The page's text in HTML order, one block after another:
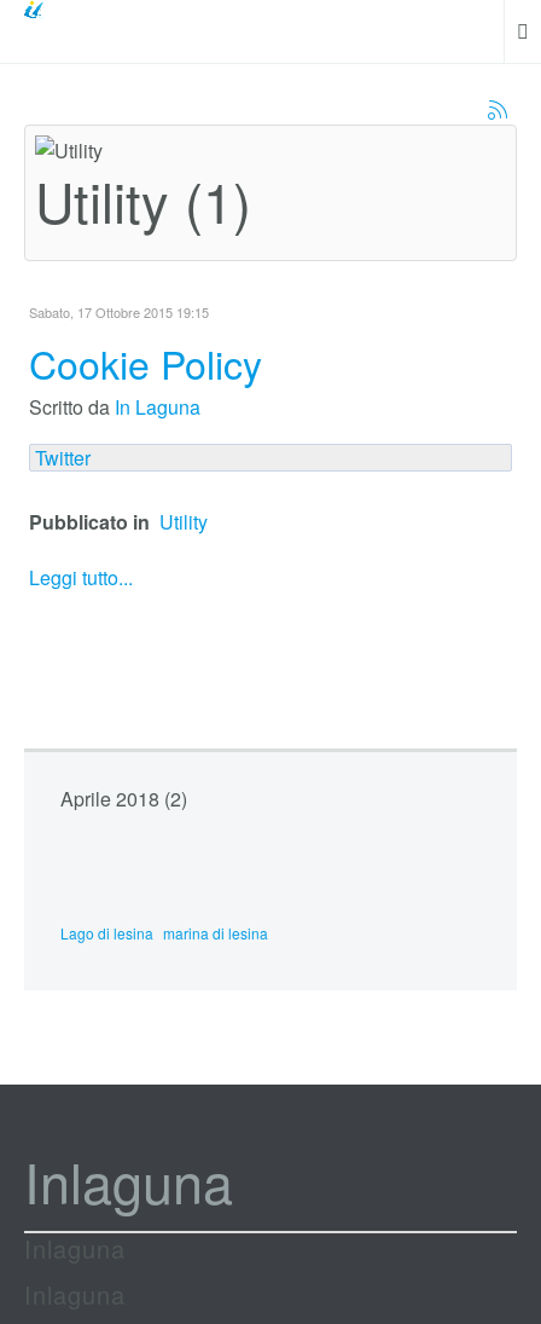
Utility (1)
Sabato, 17 Ottobre 2015 19:15
Cookie Policy
Scritto da In Laguna
Twitter
Pubblicato in Utility
Leggi tutto...
Aprile 2018 (2)
Lago di lesina marina di lesina
Inlaguna